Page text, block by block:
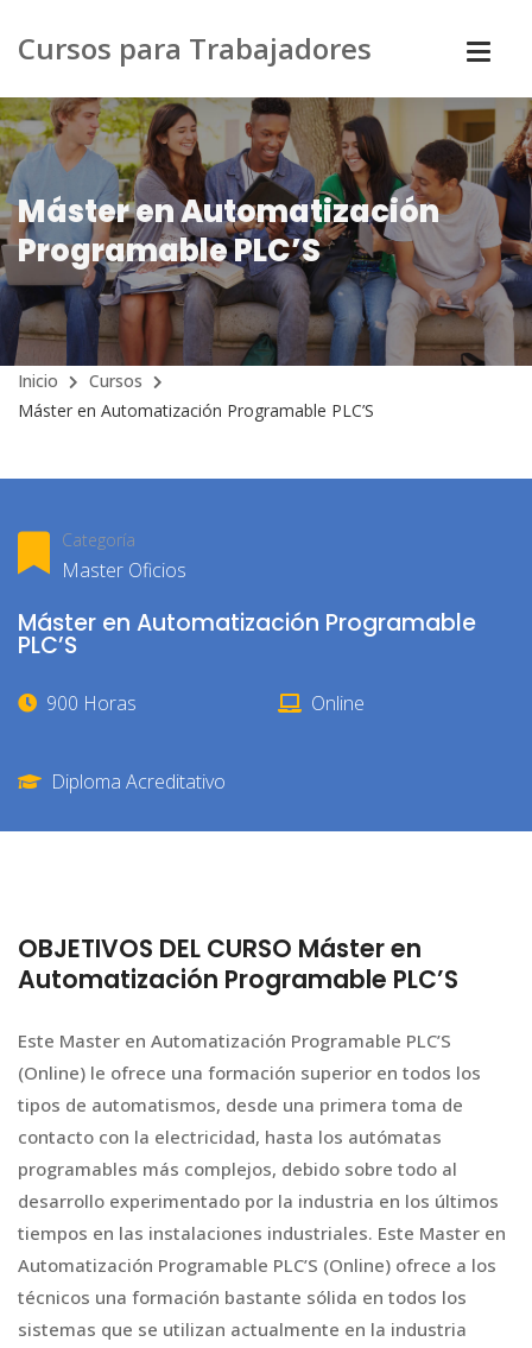
Cursos para Trabajadores
Máster en Automatización
Programable PLC’S
Inicio
Cursos
Máster en Automatización Programable PLC’S
Categoría
Master Oficios
Máster en Automatización Programable
PLC’S
900 Horas Online
Diploma Acreditativo
OBJETIVOS DEL CURSO Máster en
Automatización Programable PLC’S
Este Master en Automatización Programable PLC’S
(Online) le ofrece una formación superior en todos los
tipos de automatismos, desde una primera toma de
contacto con la electricidad, hasta los autómatas
programables más complejos, debido sobre todo al
desarrollo experimentado por la industria en los últimos
tiempos en las instalaciones industriales. Este Master en
Automatización Programable PLC’S (Online) ofrece a los
técnicos una formación bastante sólida en todos los
sistemas que se utilizan actualmente en la industria